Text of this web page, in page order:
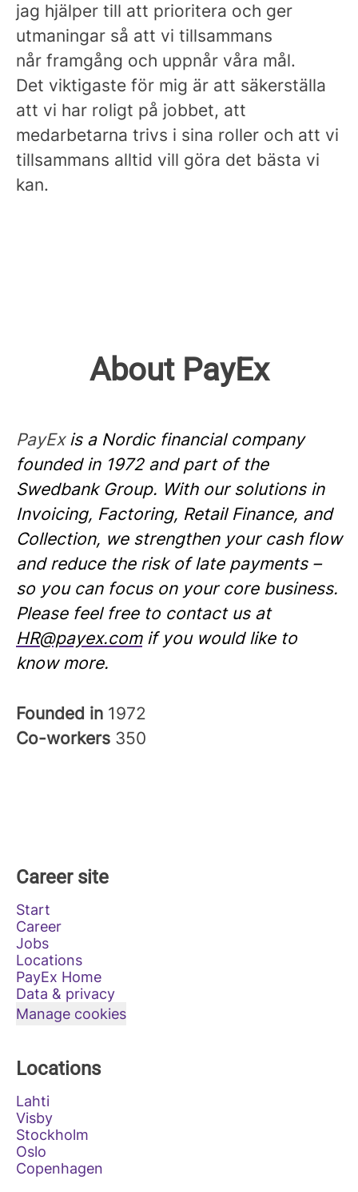
jag hjälper till att prioritera och ger
utmaningar så att vi tillsammans
når framgång och uppnår våra mål.
Det viktigaste för mig är att säkerställa
att vi har roligt på jobbet, att
medarbetarna trivs i sina roller och att vi
tillsammans alltid vill göra det bästa vi
kan.
About PayEx
PayEx is a Nordic financial company
founded in 1972 and part of the
Swedbank Group. With our solutions in
Invoicing, Factoring, Retail Finance, and
Collection, we strengthen your cash flow
and reduce the risk of late payments –
so you can focus on your core business.
Please feel free to contact us at
HR@payex.comif you would like to
know more.
Founded in 1972
Co-workers 350
Career site
Start
Career
Jobs
Locations
PayEx Home
Data & privacy
Manage cookies
Locations
Lahti
Visby
Stockholm
Oslo
Copenhagen